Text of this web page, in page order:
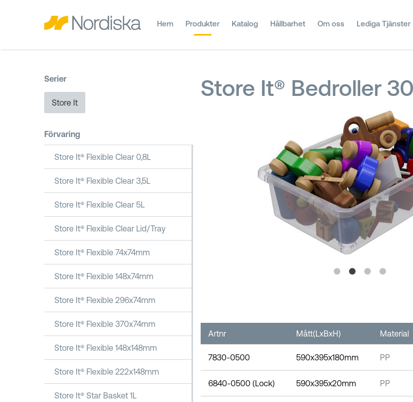
Hem Produkter Katalog Hållbarhet Om oss Lediga Tjänster
Serier
Store It
Förvaring
Store It® Flexible Clear 0,8L
Store It® Flexible Clear 3,5L
Store It® Flexible Clear 5L
Store It® Flexible Clear Lid/Tray
Store It® Flexible 74x74mm
Store It® Flexible 148x74mm
Store It® Flexible 296x74mm
Store It® Flexible 370x74mm
Store It® Flexible 148x148mm
Store It® Flexible 222x148mm
Store It® Star Basket 1L
Store It® Bedroller
Artnr Mått(LxBxH) Material
7830-0500 590x395x180mm PP
6840-0500 (Lock) 590x395x20mm PP